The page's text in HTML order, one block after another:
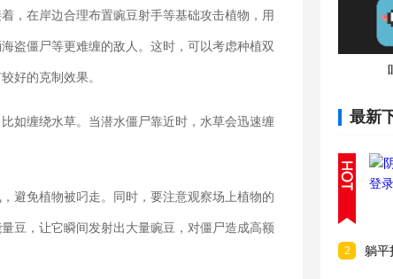
最新
2 躺平
，在岸边合理布置豌豆射手等基础攻击植物，用
盗僵尸等更难缠的敌人。这时，可以考虑种植双
好的克制效果。
如缠绕水草。当潜水僵尸靠近时，水草会迅速缠
避免植物被叼走。同时，要注意观察场上植物的
豆，让它瞬间发射出大量豌豆，对僵尸造成高额